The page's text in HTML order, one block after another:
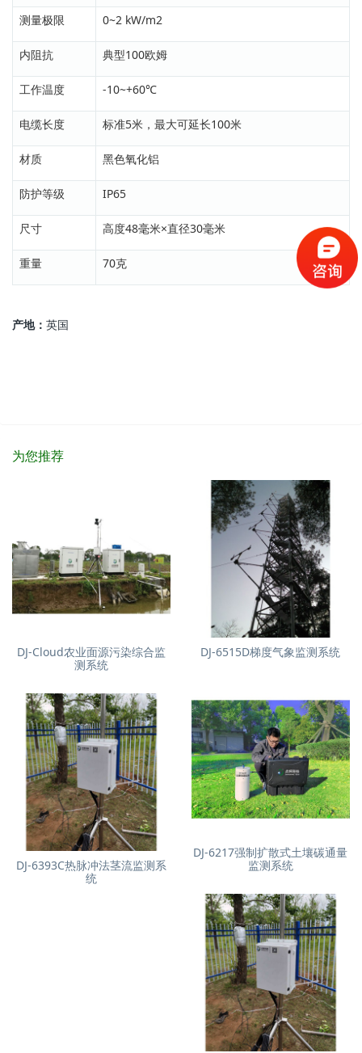
测量极限 0~2 kW/m2
内阻抗 典型100欧姆
工作温度 -10~+60℃
电缆长度 标准5米，最大可延长100米
材质 黑色氧化铝
防护等级 IP65
尺寸 高度48毫米×直径30毫米
重量 70克
产地： 英国
为您推荐
DJ-Cloud农业面源污染综合监
测系统
DJ-6515D梯度气象监测系统
DJ-6217强制扩散式土壤碳通量
监测系统
DJ-6393C热脉冲法茎流监测系
统